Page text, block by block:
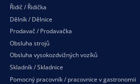
Řidič / Řidička
Dělník / Dělnice
Prodavač / Prodavačka
Obsluha strojů
Obsluha vysokozdvižných vozíků
Skladník / Skladnice
Pomocný pracovník / pracovnice v gastronomii